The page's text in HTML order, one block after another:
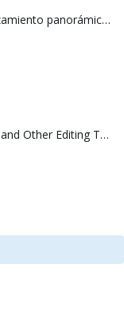
Usar las herramientas Zoom y Desplazamiento panorámico para ver el modelo
Copying and Pasting, Locking, Erasing, and Other Editing Tasks